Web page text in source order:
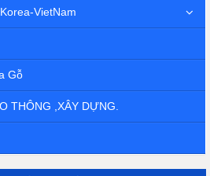
VietNam
Gỗ
THÔNG ,XÂY DỰNG.